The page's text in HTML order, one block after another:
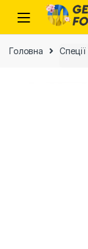
Skip to navigation
Skip to content
Головна